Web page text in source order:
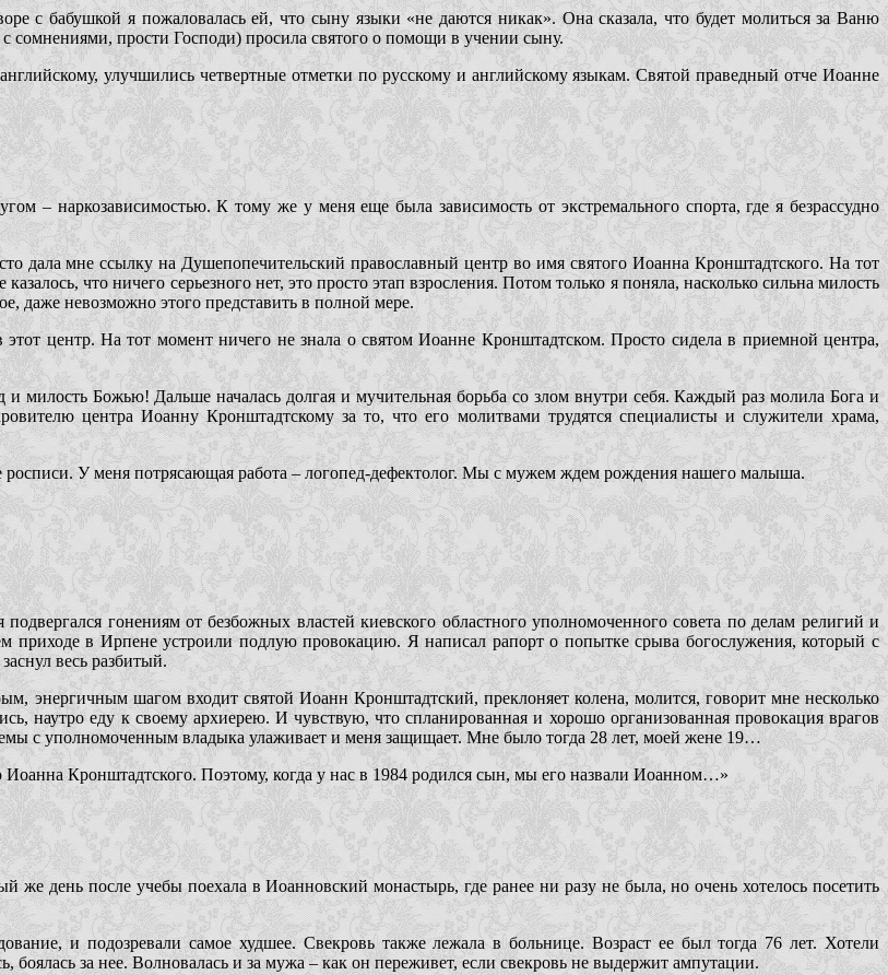
с бабушкой я пожаловалась ей, что сыну языки «не даются никак». Она сказала, что будет молиться за Ваню
сомнениями, прости Господи) просила святого о помощи в учении сыну.
улучшились четвертные отметки по русскому и английскому языкам. Святой праведный отче Иоанне
– наркозависимостью. К тому же у меня еще была зависимость от экстремального спорта, где я безрассудно
дала мне ссылку на Душепопечительский православный центр во имя святого Иоанна Кронштадтского. На тот
что ничего серьезного нет, это просто этап взросления. Потом только я поняла, насколько сильна милость
даже невозможно этого представить в полной мере.
центр. На тот момент ничего не знала о святом Иоанне Кронштадтском. Просто сидела в приемной центра,
милость Божью! Дальше началась долгая и мучительная борьба со злом внутри себя. Каждый раз молила Бога и
центра Иоанну Кронштадтскому за то, что его молитвами трудятся специалисты и служители храма,
У меня потрясающая работа – логопед-дефектолог. Мы с мужем ждем рождения нашего малыша.
гонениям от безбожных властей киевского областного уполномоченного совета по делам религий и
приходе в Ирпене устроили подлую провокацию. Я написал рапорт о попытке срыва богослужения, который с
весь разбитый.
энергичным шагом входит святой Иоанн Кронштадтский, преклоняет колена, молится, говорит мне несколько
наутро еду к своему архиерею. И чувствую, что спланированная и хорошо организованная провокация врагов
с уполномоченным владыка улаживает и меня защищает. Мне было тогда 28 лет, моей жене 19…
Кронштадтского. Поэтому, когда у нас в 1984 родился сын, мы его назвали Иоанном…»
день после учебы поехала в Иоанновский монастырь, где ранее ни разу не была, но очень хотелось посетить
и подозревали самое худшее. Свекровь также лежала в больнице. Возраст ее был тогда 76 лет. Хотели
боялась за нее. Волновалась и за мужа – как он переживет, если свекровь не выдержит ампутации.